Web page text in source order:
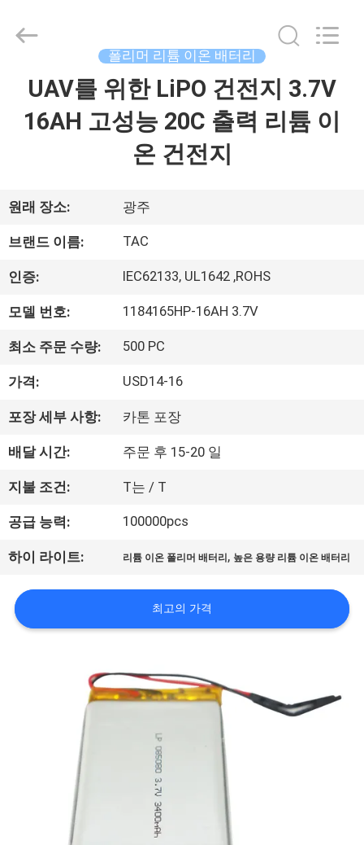
동
영
상
회
사
소
개
공
장
학
2011
Sunland
Energy
Technology
폴리머 리튬 이온 배터리
UAV를 위한 LiPO 건전지 3.7V
16AH 고성능 20C 출력 리튬 이
온 건전지
원래 장소: 광주
브랜드 이름: TAC
인증: IEC62133, UL1642 ,ROHS
모델 번호: 1184165HP-16AH 3.7V
최소 주문 수량: 500 PC
가격: USD14-16
포장 세부 사항: 카톤 포장
배달 시간: 주문 후 15-20 일
지불 조건: T는 / T
공급 능력: 100000pcs
하이 라이트: 리튬 이온 폴리머 배터리 , 높은 용량 리튬 이온 배터리
최고의 가격